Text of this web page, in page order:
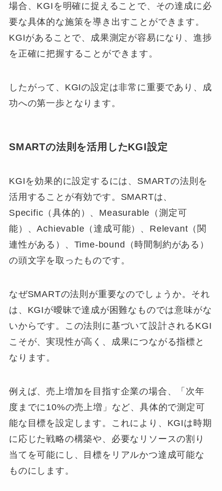
場合、KGIを明確に捉えることで、その達成に必
要な具体的な施策を導き出すことができます。
KGIがあることで、成果測定が容易になり、進捗
を正確に把握することができます。
したがって、KGIの設定は非常に重要であり、成
功への第一歩となります。
SMARTの法則を活用したKGI設定
KGIを効果的に設定するには、SMARTの法則を
活用することが有効です。SMARTは、
Specific（具体的）、Measurable（測定可
能）、Achievable（達成可能）、Relevant（関
連性がある）、Time-bound（時間制約がある）
の頭文字を取ったものです。
なぜSMARTの法則が重要なのでしょうか。それ
は、KGIが曖昧で達成が困難なものでは意味がな
いからです。この法則に基づいて設計されるKGI
こそが、実現性が高く、成果につながる指標と
なります。
例えば、売上増加を目指す企業の場合、「次年
度までに10%の売上増」など、具体的で測定可
能な目標を設定します。これにより、KGIは時期
に応じた戦略の構築や、必要なリソースの割り
当てを可能にし、目標をリアルかつ達成可能な
ものにします。